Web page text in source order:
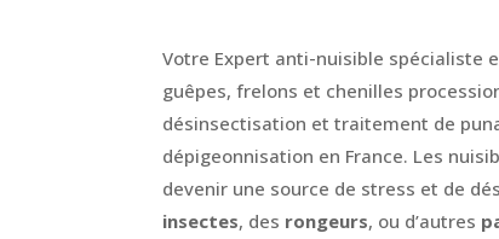
Votre Expert anti-nuisible spécialiste
guêpes, frelons et chenilles
désinsectisation et traitement de
dépigeonnisation en France. Les
devenir une source de stress et de
insectes, des rongeurs, ou d’autres